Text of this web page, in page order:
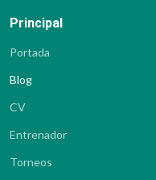
Principal
Portada
Blog
CV
Entrenador
Torneos